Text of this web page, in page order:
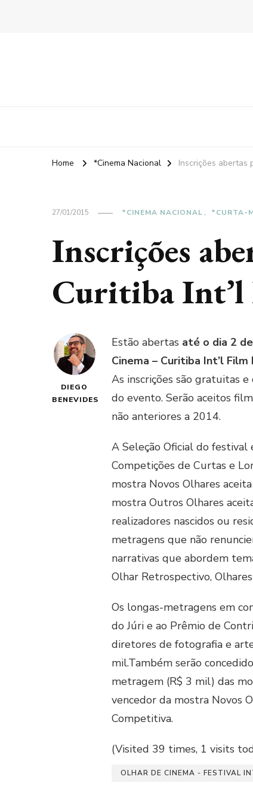
Home *Cinema Nacional Inscrições abertas
27/01/2015 *CINEMA NACIONAL *CURTA-
Inscrições
Curitiba Int’l
DIEGO
BENEVIDES
Estão abertas até o dia 2
Cinema – Curitiba Int’l
As inscrições são gratuitas
do evento. Serão aceitos
não anteriores a 2014.
A Seleção Oficial do
Competições de Curtas e
mostra Novos Olhares
mostra Outros Olhares
realizadores nascidos ou
metragens que não
narrativas que abordem
Olhar Retrospectivo,
Os longas-metragens em
do Júri e ao Prêmio de
diretores de fotografia e
mil.Também serão
metragem (R$ 3 mil) das
vencedor da mostra Novos
Competitiva.
(Visited 39 times, 1 visits
OLHAR DE CINEMA - FESTIVAL